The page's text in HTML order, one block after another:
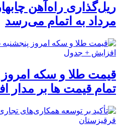
ریل‌گذاری راه‌آهن
مرداد به اتمام می‌رسد
تمام قیمت ها بر مدار